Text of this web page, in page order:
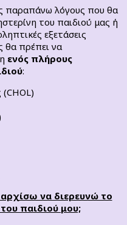
παραπάνω λόγους που θα
του παιδιού μας ή
εξετάσεις
θα πρέπει να
ενός πλήρους
:
να διερευνώ το
παιδιού μου;